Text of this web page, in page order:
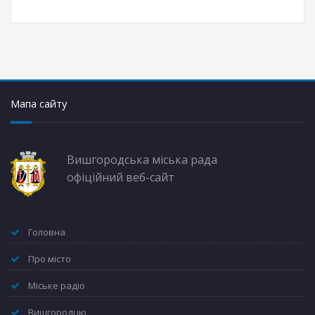
Мапа сайту
Вишгородська міська рада
офіційний веб-сайт
Головна
Про місто
Міське радіо
Вишгородцю